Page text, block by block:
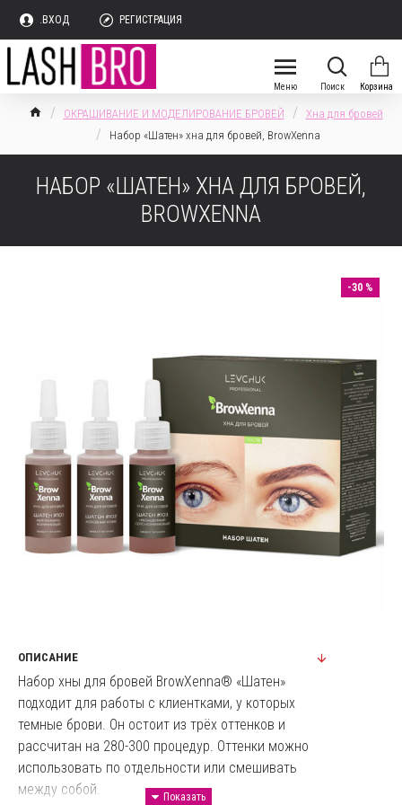
.ВХОД РЕГИСТРАЦИЯ
ОКРАШИВАНИЕ И МОДЕЛИРОВАНИЕ БРОВЕЙ
Хна для бровей
Набор «Шатен» хна для бровей, BrowXenna
НАБОР «ШАТЕН» ХНА ДЛЯ БРОВЕЙ,
BROWXENNA
-30 %
ОПИСАНИЕ
Набор хны для бровей BrowXenna® «Шатен»
подходит для работы с клиентками, у которых
темные брови. Он остоит из трёх оттенков и
рассчитан на 280-300 процедур. Оттенки можно
использовать по отдельности или смешивать
между собой.